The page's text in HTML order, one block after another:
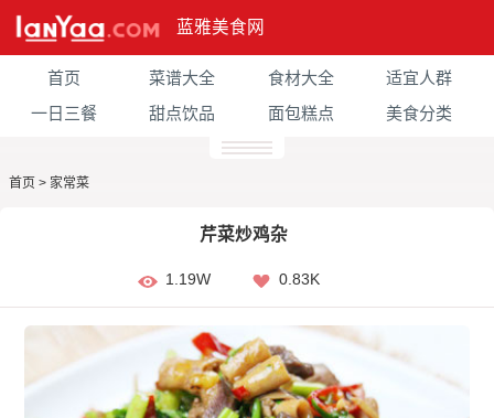
蓝雅美食网
首页 菜谱大全 食材大全
适宜人群
一日三餐
甜点饮品 面包糕点 美食分类
首页 > 家常菜
芹菜炒鸡杂
1.19W 0.83K